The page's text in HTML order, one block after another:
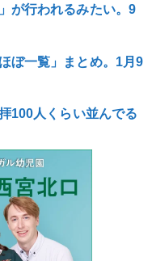
が行われるみたい。9
ぼ一覧」まとめ。1月9
100人くらい並んでる